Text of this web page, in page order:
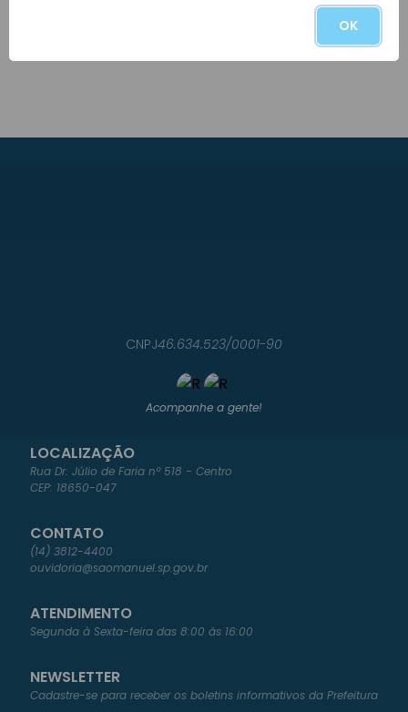
Acompanhe a gente!
LOCALIZAÇÃO
Rua Dr. Júlio de Faria nº 518 - Centro
CEP: 18650-047
CONTATO
(14) 3812-4400
ouvidoria@saomanuel.sp.gov.br
ATENDIMENTO
Segunda à Sexta-feira das 8:00 às 16:00
CNPJ46.634.523/0001-90
NEWSLETTER
Cadastre-se para receber os boletins informativos da Prefeitura
OK